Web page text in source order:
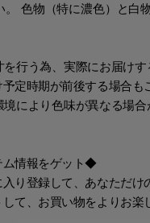
。 色物（特に濃色）と白
行う為、実際にお届け
定時期が前後する場合も
により色味が異なる場
情報をゲット◆
り登録して、あなただけ
て、お買い物をよりお楽